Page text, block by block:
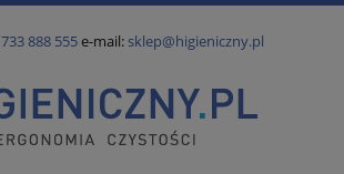
733 888 555e-mail:sklep@higieniczny.pl